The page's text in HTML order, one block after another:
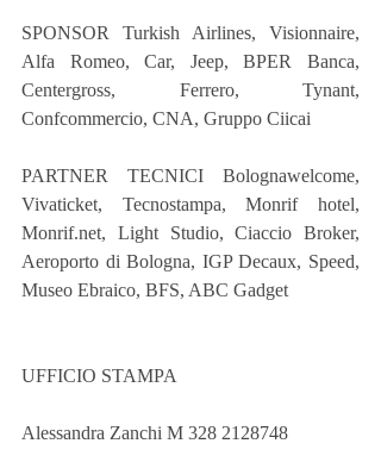
SPONSOR Turkish Airlines, Visionnaire,
Alfa Romeo, Car, Jeep, BPER Banca,
Centergross, Ferrero, Tynant,
Confcommercio, CNA, Gruppo Ciicai
PARTNER TECNICI Bolognawelcome,
Vivaticket, Tecnostampa, Monrif hotel,
Monrif.net, Light Studio, Ciaccio Broker,
Aeroporto di Bologna, IGP Decaux, Speed,
Museo Ebraico, BFS, ABC Gadget
UFFICIO STAMPA
Alessandra Zanchi M 328 2128748